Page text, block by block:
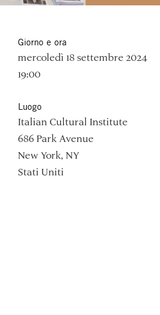
Giorno e ora
mercoledì 18 settembre 2024
19:00
Luogo
Italian Cultural Institute
686 Park Avenue
New York, NY
Stati Uniti